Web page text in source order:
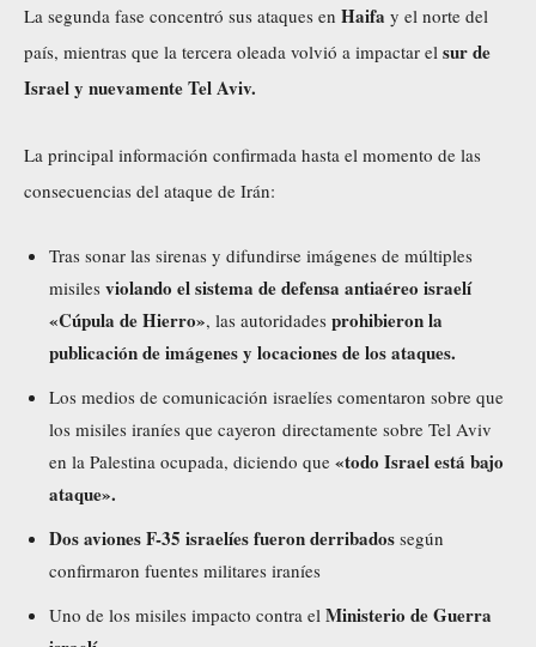
La segunda fase concentró sus ataques en Haifa y el norte del
país, mientras que la tercera oleada volvió a impactar el sur de
Israel y nuevamente Tel Aviv.
La principal información confirmada hasta el momento de las
consecuencias del ataque de Irán:
Tras sonar las sirenas y difundirse imágenes de múltiples
misiles violando el sistema de defensa antiaéreo israelí
«Cúpula de Hierro», las autoridades prohibieron la
publicación de imágenes y locaciones de los ataques.
Los medios de comunicación israelíes comentaron sobre que
los misiles iraníes que cayeron directamente sobre Tel Aviv
en la Palestina ocupada, diciendo que «todo Israel está bajo
ataque».
Dos aviones F-35 israelíes fueron derribados según
confirmaron fuentes militares iraníes
Uno de los misiles impacto contra el Ministerio de Guerra